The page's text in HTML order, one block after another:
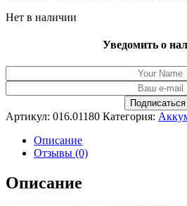
Нет в наличии
Уведомить о
Артикул: 016.01180 Категория:
Описание
Отзывы (0)
Описание